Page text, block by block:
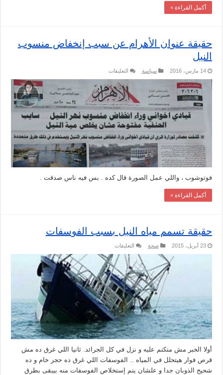
أكمل القراءة »
حقيقة عنوان الأهرام عن سبب إنخفاض منسوب
النيل
14 مارس، 2016 سياسة التعليقات
عنوان
الأهرام
عن
سبب
إنخفاض
منسوب
النيل
مغلقة
فوتوشوب ، واللي عمل الصورة قال كده . بس فيه ناس صدقت .
أكمل القراءة »
حقيقة تسمم مياه النيل بسبب الفوسفات
23 أبريل، 2015 صحة التعليقات
تسمم
مياه
النيل
بسبب
الفوسفات
مغلقة
أولا الخبر مش متكتم عليه و نزل في كل الجرائد. ثانيا اللي غرق ده مش
قرص فوار هيتحلل في المياه .. الفوسفات اللي غرق ده حجر خام و ده
شحيح الذوبان جدا و علشان يتم إستخلاص الفوسفات منه بيبقى بطرق